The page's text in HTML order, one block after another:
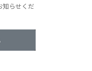
知らせくだ